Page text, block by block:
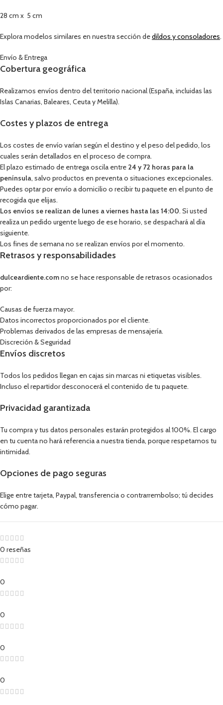
28 cm x 5 cm
Explora modelos similares en nuestra sección dedildos y consoladores.
Envío & Entrega
Cobertura geográfica
Realizamos envíos dentro del territorio nacional (España, incluidas las
Islas Canarias, Baleares, Ceuta y Melilla).
Costes y plazos de entrega
Los costes de envío varían según el destino y el peso del pedido, los
cuales serán detallados en el proceso de compra.
El plazo estimado de entrega oscila entre 24 y 72 horas para la
península, salvo productos en preventa o situaciones excepcionales.
Puedes optar por envío a domicilio o recibir tu paquete en el punto de
recogida que elijas.
Los envíos se realizan de lunes a viernes hasta las 14:00. Si usted
realiza un pedido urgente luego de ese horario, se despachará al día
siguiente.
Los fines de semana no se realizan envíos por el momento.
Retrasos y responsabilidades
dulceardiente.comno se hace responsable de retrasos ocasionados
por:
Causas de fuerza mayor.
Datos incorrectos proporcionados por el cliente.
Problemas derivados de las empresas de mensajería.
Discreción & Seguridad
Envíos discretos
Todos los pedidos llegan en cajas sin marcas ni etiquetas visibles.
Incluso el repartidor desconocerá el contenido de tu paquete.
Privacidad garantizada
Tu compra y tus datos personales estarán protegidos al 100%. El cargo
en tu cuenta no hará referencia a nuestra tienda, porque respetamos tu
intimidad.
Opciones de pago seguras
Elige entre tarjeta, Paypal, transferencia o contrarrembolso; tú decides
cómo pagar.
0 reseñas
0
0
0
0